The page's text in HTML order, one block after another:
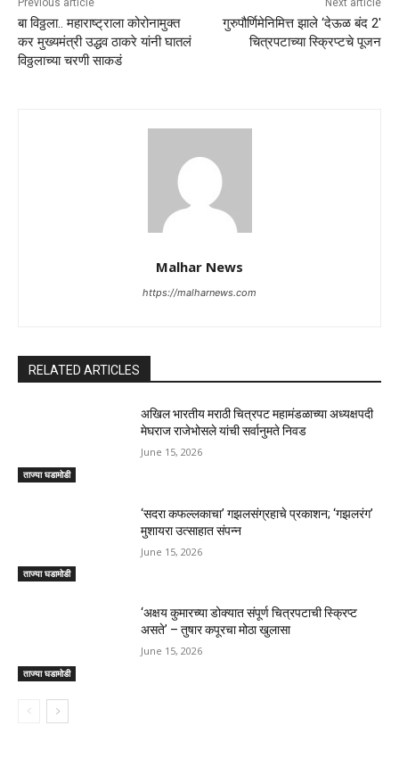
Previous article
बा विठ्ठला.. महाराष्ट्राला कोरोनामुक्त
कर मुख्यमंत्री उद्धव ठाकरे यांनी घातलं
विठ्ठलाच्या चरणी साकडं
Next article
गुरुपौर्णिमेनिमित्त झाले ‘देऊळ बंद 2′
चित्रपटाच्या स्क्रिप्टचे पूजन
Malhar News
https://malharnews.com
RELATED ARTICLES
ताज्या घडामोडी
अखिल भारतीय मराठी चित्रपट महामंडळाच्या अध्यक्षपदी
मेघराज राजेभोसले यांची सर्वानुमते निवड
June 15, 2026
ताज्या घडामोडी
‘सदरा कफल्लकाचा’ गझलसंग्रहाचे प्रकाशन; ‘गझलरंग’
मुशायरा उत्साहात संपन्न
June 15, 2026
ताज्या घडामोडी
‘अक्षय कुमारच्या डोक्यात संपूर्ण चित्रपटाची स्क्रिप्ट
असते’ – तुषार कपूरचा मोठा खुलासा
June 15, 2026